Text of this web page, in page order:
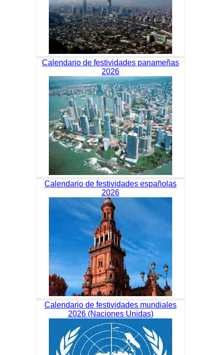
Calendario de festividades panameñas
2026
Calendario de festividades españolas
2026
Calendario de festividades mundiales
2026 (Naciones Unidas)